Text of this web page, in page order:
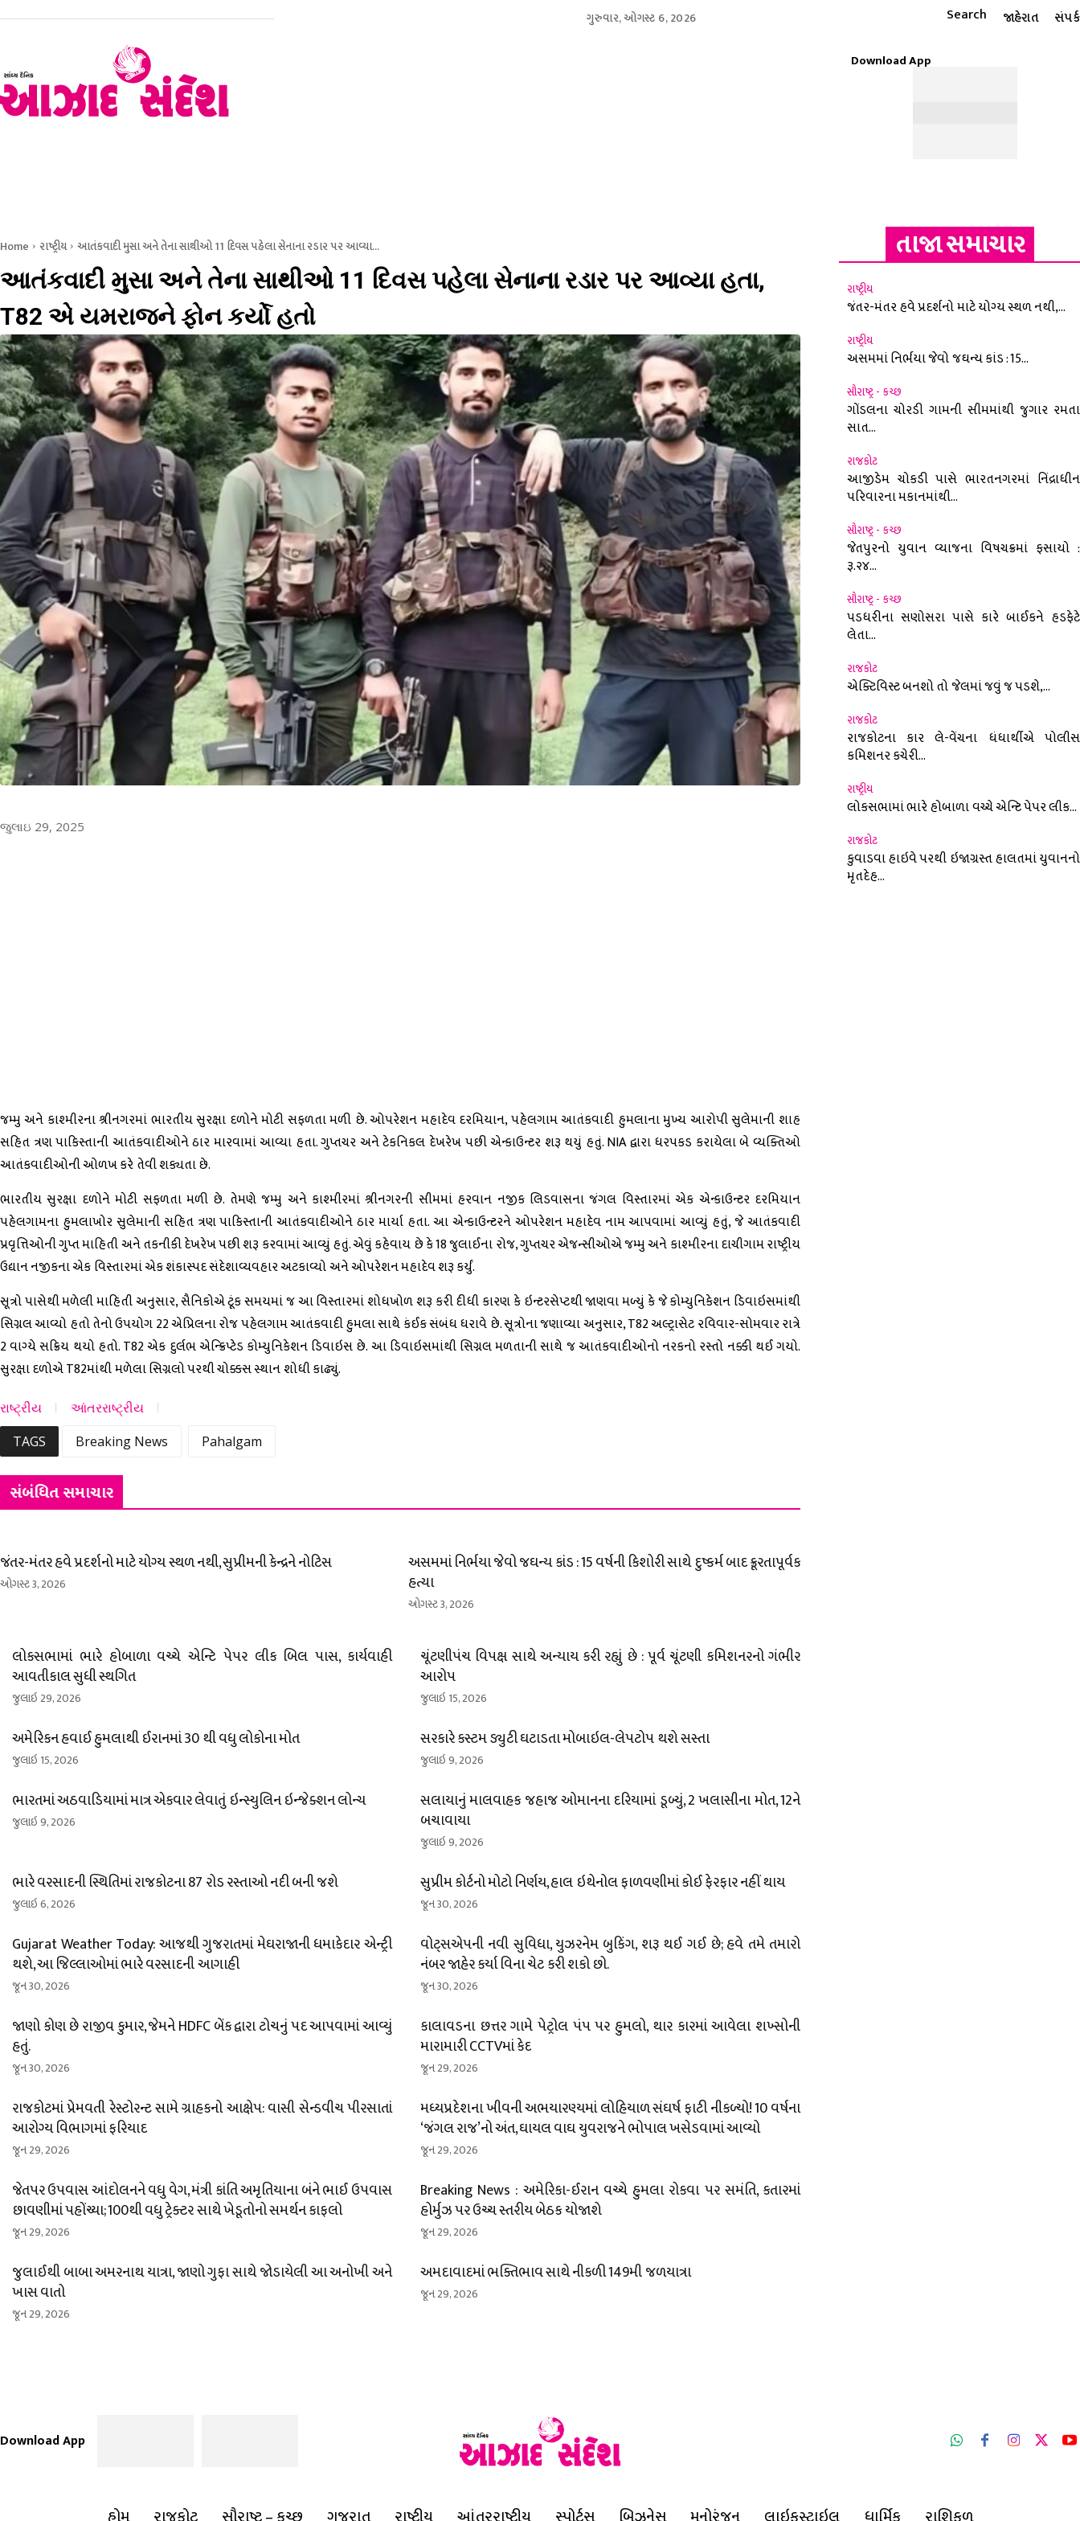
ગુરુવાર, ઓગસ્ટ 6, 2026 Search જાહેરાત સંપર્ક
Download App
Home રાષ્ટ્રીય આતંકવાદી મુસા અને તેના સાથીઓ 11 દિવસ પહેલા સેનાના રડાર પર આવ્યા...
આતંકવાદી મુસા અને તેના સાથીઓ 11 દિવસ પહેલા સેનાના રડાર પર આવ્યા હતા,
T82 એ યમરાજને ફોન કર્યો હતો
જુલાઇ 29, 2025
જમ્મુ અને કાશ્મીરના શ્રીનગરમાં ભારતીય સુરક્ષા દળોને મોટી સફળતા મળી છે. ઓપરેશન મહાદેવ દરમિયાન, પહેલગામ આતંકવાદી હુમલાના મુખ્ય આરોપી સુલેમાની શાહ
સહિત ત્રણ પાકિસ્તાની આતંકવાદીઓને ઠાર મારવામાં આવ્યા હતા. ગુપ્તચર અને ટેકનિકલ દેખરેખ પછી એન્કાઉન્ટર શરૂ થયું હતું. NIA દ્વારા ધરપકડ કરાયેલા બે વ્યક્તિઓ
આતંકવાદીઓની ઓળખ કરે તેવી શક્યતા છે.
ભારતીય સુરક્ષા દળોને મોટી સફળતા મળી છે. તેમણે જમ્મુ અને કાશ્મીરમાં શ્રીનગરની સીમમાં હરવાન નજીક લિડવાસના જંગલ વિસ્તારમાં એક એન્કાઉન્ટર દરમિયાન
પહેલગામના હુમલાખોર સુલેમાની સહિત ત્રણ પાકિસ્તાની આતંકવાદીઓને ઠાર માર્યા હતા. આ એન્કાઉન્ટરને ઓપરેશન મહાદેવ નામ આપવામાં આવ્યું હતું, જે આતંકવાદી
પ્રવૃત્તિઓની ગુપ્ત માહિતી અને તકનીકી દેખરેખ પછી શરૂ કરવામાં આવ્યું હતું. એવું કહેવાય છે કે 18 જુલાઈના રોજ, ગુપ્તચર એજન્સીઓએ જમ્મુ અને કાશ્મીરના દાચીગામ રાષ્ટ્રીય
ઉદ્યાન નજીકના એક વિસ્તારમાં એક શંકાસ્પદ સંદેશાવ્યવહાર અટકાવ્યો અને ઓપરેશન મહાદેવ શરૂ કર્યું.
સૂત્રો પાસેથી મળેલી માહિતી અનુસાર, સૈનિકોએ ટૂંક સમયમાં જ આ વિસ્તારમાં શોધખોળ શરૂ કરી દીધી કારણ કે ઇન્ટરસેપ્ટથી જાણવા મળ્યું કે જે કોમ્યુનિકેશન ડિવાઇસમાંથી
સિગ્નલ આવ્યો હતો તેનો ઉપયોગ 22 એપ્રિલના રોજ પહેલગામ આતંકવાદી હુમલા સાથે કંઈક સંબંધ ધરાવે છે. સૂત્રોના જણાવ્યા અનુસાર, T82 અલ્ટ્રાસેટ રવિવાર-સોમવાર રાત્રે
2 વાગ્યે સક્રિય થયો હતો. T82 એક દુર્લભ એન્ક્રિપ્ટેડ કોમ્યુનિકેશન ડિવાઇસ છે. આ ડિવાઇસમાંથી સિગ્નલ મળતાની સાથે જ આતંકવાદીઓનો નરકનો રસ્તો નક્કી થઈ ગયો.
સુરક્ષા દળોએ T82માંથી મળેલા સિગ્નલો પરથી ચોક્કસ સ્થાન શોધી કાઢ્યું.
રાષ્ટ્રીય
આંતરરાષ્ટ્રીય
TAGS
Breaking News Pahalgam
સંબંધિત સમાચાર
જંતર-મંતર હવે પ્રદર્શનો માટે યોગ્ય સ્થળ નથી, સુપ્રીમની કેન્દ્રને નોટિસ
ઓગસ્ટ 3, 2026
અસમમાં નિર્ભયા જેવો જઘન્ય કાંડ : 15 વર્ષની કિશોરી સાથે દુષ્કર્મ બાદ ક્રૂરતાપૂર્વક
હત્યા
ઓગસ્ટ 3, 2026
લોકસભામાં ભારે હોબાળા વચ્ચે એન્ટિ પેપર લીક બિલ પાસ, કાર્યવાહી
આવતીકાલ સુધી સ્થગિત
જુલાઇ 29, 2026
ચૂંટણીપંચ વિપક્ષ સાથે અન્યાય કરી રહ્યું છે : પૂર્વ ચૂંટણી કમિશનરનો ગંભીર
આરોપ
જુલાઇ 15, 2026
અમેરિકન હવાઈ હુમલાથી ઈરાનમાં 30 થી વધુ લોકોના મોત
જુલાઇ 15, 2026
સરકારે કસ્ટમ ડ્યુટી ઘટાડતા મોબાઇલ-લેપટોપ થશે સસ્તા
જુલાઇ 9, 2026
ભારતમાં અઠવાડિયામાં માત્ર એકવાર લેવાતું ઇન્સ્યુલિન ઇન્જેક્શન લોન્ચ
જુલાઇ 9, 2026
સલાયાનું માલવાહક જહાજ ઓમાનના દરિયામાં ડૂબ્યું, 2 ખલાસીના મોત, 12ને
બચાવાયા
જુલાઇ 9, 2026
ભારે વરસાદની સ્થિતિમાં રાજકોટના 87 રોડ રસ્તાઓ નદી બની જશે
જુલાઇ 6, 2026
સુપ્રીમ કોર્ટનો મોટો નિર્ણય, હાલ ઇથેનોલ ફાળવણીમાં કોઈ ફેરફાર નહીં થાય
જૂન 30, 2026
Gujarat Weather Today: આજથી ગુજરાતમાં મેઘરાજાની ધમાકેદાર એન્ટ્રી
થશે, આ જિલ્લાઓમાં ભારે વરસાદની આગાહી
જૂન 30, 2026
વોટ્સએપની નવી સુવિધા, યુઝરનેમ બુકિંગ, શરૂ થઈ ગઈ છે; હવે તમે તમારો
નંબર જાહેર કર્યા વિના ચેટ કરી શકો છો.
જૂન 30, 2026
જાણો કોણ છે રાજીવ કુમાર, જેમને HDFC બેંક દ્વારા ટોચનું પદ આપવામાં આવ્યું
હતું.
જૂન 30, 2026
કાલાવડના છત્તર ગામે પેટ્રોલ પંપ પર હુમલો, થાર કારમાં આવેલા શખ્સોની
મારામારી CCTVમાં કેદ
જૂન 29, 2026
રાજકોટમાં પ્રેમવતી રેસ્ટોરન્ટ સામે ગ્રાહકનો આક્ષેપ: વાસી સેન્ડવીચ પીરસાતાં
આરોગ્ય વિભાગમાં ફરિયાદ
જૂન 29, 2026
મધ્યપ્રદેશના ખીવની અભયારણ્યમાં લોહિયાળ સંઘર્ષ ફાટી નીકળ્યો! 10 વર્ષના
‘જંગલ રાજ’નો અંત, ઘાયલ વાઘ યુવરાજને ભોપાલ ખસેડવામાં આવ્યો
જૂન 29, 2026
જેતપર ઉપવાસ આંદોલનને વધુ વેગ, મંત્રી કાંતિ અમૃતિયાના બંને ભાઈ ઉપવાસ
છાવણીમાં પહોંચ્યા; 100થી વધુ ટ્રેક્ટર સાથે ખેડૂતોનો સમર્થન કાફલો
જૂન 29, 2026
Breaking News : અમેરિકા-ઈરાન વચ્ચે હુમલા રોકવા પર સમંતિ, કતારમાં
હોર્મુઝ પર ઉચ્ચ સ્તરીય બેઠક યોજાશે
જૂન 29, 2026
જુલાઈથી બાબા અમરનાથ યાત્રા, જાણો ગુફા સાથે જોડાયેલી આ અનોખી અને
ખાસ વાતો
જૂન 29, 2026
અમદાવાદમાં ભક્તિભાવ સાથે નીકળી 149મી જળયાત્રા
જૂન 29, 2026
તાજા સમાચાર
રાષ્ટ્રીય
જંતર-મંતર હવે પ્રદર્શનો માટે યોગ્ય સ્થળ નથી,...
રાષ્ટ્રીય
અસમમાં નિર્ભયા જેવો જઘન્ય કાંડ : 15...
સૌરાષ્ટ્ર - કચ્છ
ગોંડલના ચોરડી ગામની સીમમાંથી જુગાર રમતા
સાત...
રાજકોટ
આજીડેમ ચોકડી પાસે ભારતનગરમાં નિંદ્રાધીન
પરિવારના મકાનમાંથી...
સૌરાષ્ટ્ર - કચ્છ
જેતપુરનો યુવાન વ્યાજના વિષચક્રમાં ફસાયો :
રૂ.૨૪...
સૌરાષ્ટ્ર - કચ્છ
પડધરીના સણોસરા પાસે કારે બાઈકને હડફેટે
લેતા...
રાજકોટ
એક્ટિવિસ્ટ બનશો તો જેલમાં જવું જ પડશે,...
રાજકોટ
રાજકોટના કાર લે-વેંચના ધંધાર્થીએ પોલીસ
કમિશનર કચેરી...
રાષ્ટ્રીય
લોકસભામાં ભારે હોબાળા વચ્ચે એન્ટિ પેપર લીક...
રાજકોટ
કુવાડવા હાઇવે પરથી ઇજાગ્રસ્ત હાલતમાં યુવાનનો
મૃતદેહ...
Download App